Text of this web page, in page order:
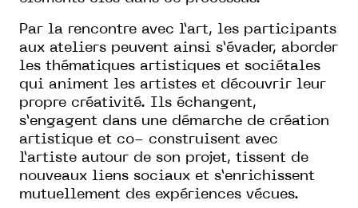
Par la rencontre avec l’art, les participants
aux ateliers peuvent ainsi s’évader, aborder
les thématiques artistiques et sociétales
qui animent les artistes et découvrir leur
propre créativité. Ils échangent,
s’engagent dans une démarche de création
artistique et co- construisent avec
l’artiste autour de son projet, tissent de
nouveaux liens sociaux et s’enrichissent
mutuellement des expériences vécues.